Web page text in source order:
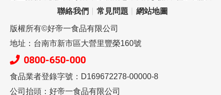
聯絡我們
常見問題 網站地圖
版權所有©好帝一食品有限公司
地址：台南市新市區大營里豐榮160號
0800-650-000
食品業者登錄字號：D169672278-00000-8
公司抬頭：好帝一食品有限公司